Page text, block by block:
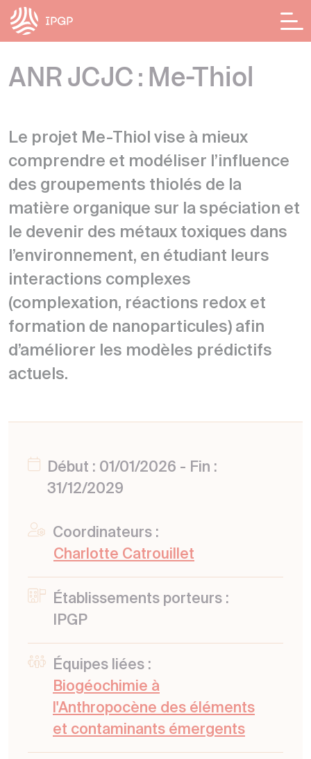
ANR JCJC : Me-Thiol
Le projet Me-Thiol vise à mieux
comprendre et modéliser l’influence
des groupements thiolés de la
matière organique sur la spéciation et
le devenir des métaux toxiques dans
l’environnement, en étudiant leurs
interactions complexes
(complexation, réactions redox et
formation de nanoparticules) afin
d’améliorer les modèles prédictifs
actuels.
Début : 01/01/2026 - Fin :
31/12/2029
Coordinateurs :
Charlotte Catrouillet
Établissements porteurs :
IPGP
Équipes liées :
Biogéochimie à
l'Anthropocène des éléments
et contaminants émergents
Panneau de gestion des cookies